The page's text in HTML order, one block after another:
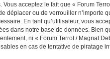
acceptez le fait que « Forum
déplacer ou de verrouiller n’importe
En tant qu’utilisateur, vous
dans notre base de données. Bien
ni « Forum Terrot / Magnat
en cas de tentative de piratage